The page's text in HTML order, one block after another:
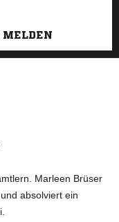
MELDEN
Marleen Brüser
absolviert ein